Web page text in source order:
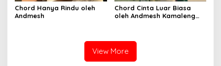
Chord Hanya Rindu oleh
Andmesh
Chord Cinta Luar Biasa
oleh Andmesh Kamaleng
View More